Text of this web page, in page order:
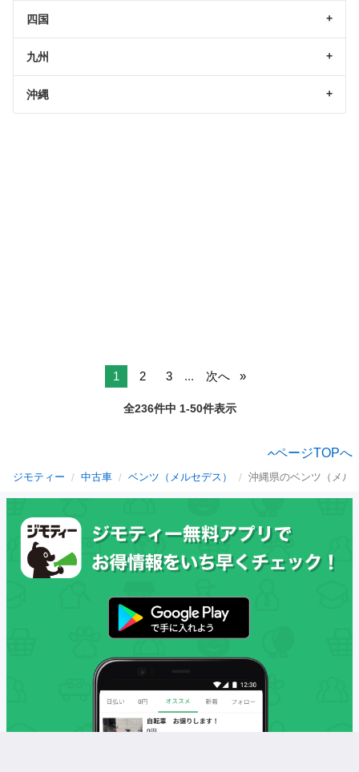
四国
九州
沖縄
1 2 3 ... 次へ
全236件中 1-50件表示
ページTOPへ
ジモティー 中古車 ベンツ（メルセデス） 沖縄県のベンツ（メル